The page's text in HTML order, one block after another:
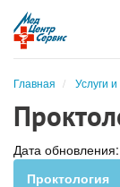
Главная Услуги
Дата
Проктология